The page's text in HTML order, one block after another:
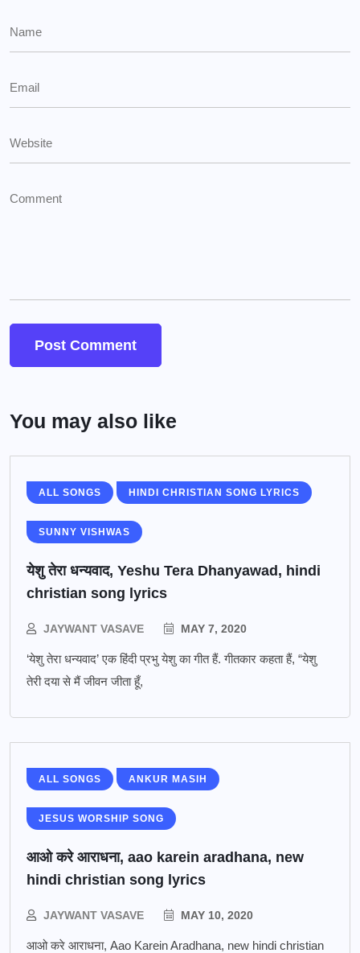
You may also like
ALL SONGS HINDI CHRISTIAN SONG LYRICS
SUNNY VISHWAS
येशु तेरा धन्यवाद, Yeshu Tera Dhanyawad, hindi
christian song lyrics
JAYWANT VASAVE MAY 7, 2020
‘येशु तेरा धन्यवाद’ एक हिंदी प्रभु येशु का गीत हैं. गीतकार कहता हैं, “येशु
तेरी दया से मैं जीवन जीता हूँ,
ALL SONGS ANKUR MASIH
JESUS WORSHIP SONG
आओ करे आराधना, aao karein aradhana, new
hindi christian song lyrics
JAYWANT VASAVE MAY 10, 2020
आओ करे आराधना, Aao Karein Aradhana, new hindi christian